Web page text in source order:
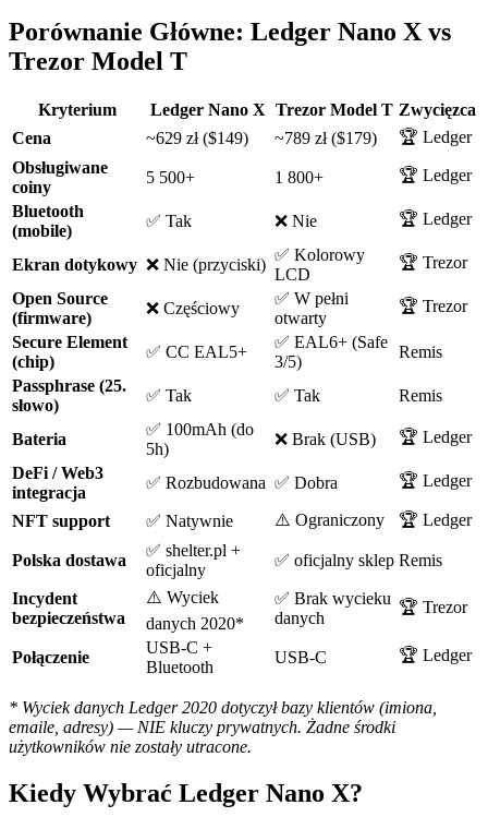
Porównanie Główne: Ledger Nano X vs
Trezor Model T
Kryterium Ledger Nano X Trezor Model T Zwycięzca
Cena
~629 zł ($149) ~789 zł ($179)
🏆 Ledger
Obsługiwane
coiny
5 500+ 1 800+
🏆 Ledger
Bluetooth
(mobile)
✅ Tak ❌ Nie 🏆 Ledger
Ekran dotykowy ❌ Nie (przyciski)
✅ Kolorowy
LCD
🏆 Trezor
Open Source
(firmware)
❌ Częściowy
✅ W pełni
otwarty
🏆 Trezor
Secure Element
(chip)
✅ CC EAL5+
✅ EAL6+ (Safe
3/5)
Remis
Passphrase (25.
słowo)
✅ Tak ✅ Tak Remis
Bateria
✅ 100mAh (do
5h)
❌ Brak (USB)
🏆 Ledger
DeFi / Web3
integracja
✅ Rozbudowana ✅ Dobra 🏆 Ledger
NFT support ✅ Natywnie ⚠️ Ograniczony 🏆 Ledger
Polska dostawa
✅ shelter.pl +
oficjalny
✅ oficjalny sklep Remis
Incydent
bezpieczeństwa
⚠️ Wyciek
danych 2020*
✅ Brak wycieku
danych
🏆 Trezor
Połączenie
USB-C +
Bluetooth
USB-C 🏆 Ledger
* Wyciek danych Ledger 2020 dotyczył bazy klientów (imiona,
emaile, adresy) — NIE kluczy prywatnych. Żadne środki
użytkowników nie zostały utracone.
Kiedy Wybrać Ledger Nano X?